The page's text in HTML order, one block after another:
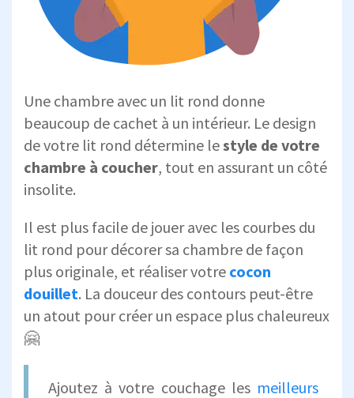
Une chambre avec un lit rond donne
beaucoup de cachet à un intérieur. Le design
de votre lit rond détermine lestyle de votre
chambre à coucher, tout en assurant un côté
insolite.
Il est plus facile de jouer avec les courbes du
lit rond pour décorer sa chambre de façon
plus originale, et réaliser votre cocon
douillet. La douceur des contours peut-être
un atout pour créer un espace plus chaleureux
🤗
Ajoutez à votre couchage les meilleurs